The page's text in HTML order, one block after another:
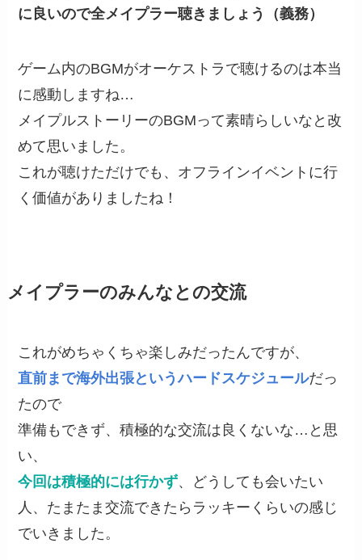
に良いので全メイプラー聴きましょう（義務）
ゲーム内のBGMがオーケストラで聴けるのは本当
に感動しますね…
メイプルストーリーのBGMって素晴らしいなと改
めて思いました。
これが聴けただけでも、オフラインイベントに行
く価値がありましたね！
メイプラーのみんなとの交流
これがめちゃくちゃ楽しみだったんですが、
直前まで海外出張というハードスケジュールだっ
たので
準備もできず、積極的な交流は良くないな…と思
い、
今回は積極的には行かず、どうしても会いたい
人、たまたま交流できたらラッキーくらいの感じ
でいきました。